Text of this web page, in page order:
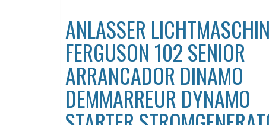
ANLASSER
FERGUSON 102 SENIOR
ARRANCADOR DINAMO
DEMMARREUR DYNAMO